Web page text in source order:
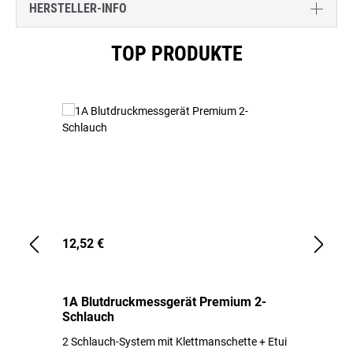
HERSTELLER-INFO
TOP PRODUKTE
12,52 €
1A Blutdruckmessgerät Premium 2-
Schlauch
2 Schlauch-System mit Klettmanschette + Etui